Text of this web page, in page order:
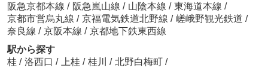
阪急京都本線 / 阪急嵐山線 / 山陰本線 / 東海道本線 /
京都市営烏丸線 / 京福電気鉄道北野線 / 嵯峨野観光鉄道 /
奈良線 / 京阪本線 / 京都地下鉄東西線
駅から探す
桂 / 洛西口 / 上桂 / 桂川 / 北野白梅町 /